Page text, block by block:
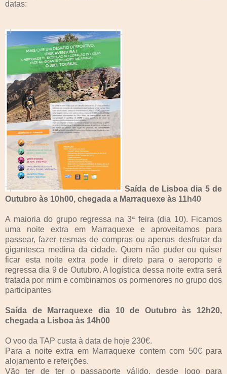
datas:
Saída de Lisboa dia 5 de
Outubro às 10h00, chegada a Marraquexe às 11h40
A maioria do grupo regressa na 3ª feira (dia 10). Ficamos
uma noite extra em Marraquexe e aproveitamos para
passear, fazer resmas de compras ou apenas desfrutar da
gigantesca medina da cidade. Quem não puder ou quiser
ficar esta noite extra pode ir direto para o aeroporto e
regressa dia 9 de Outubro. A logística dessa noite extra será
tratada por mim e combinamos os pormenores no grupo dos
participantes
Saída de Marraquexe dia 10 de Outubro às 12h20,
chegada a Lisboa às 14h00
O voo da TAP custa à data de hoje 230€.
Para a noite extra em Marraquexe contem com 50€ para
alojamento e refeições.
Vão ter de ter o passaporte válido, desde logo para